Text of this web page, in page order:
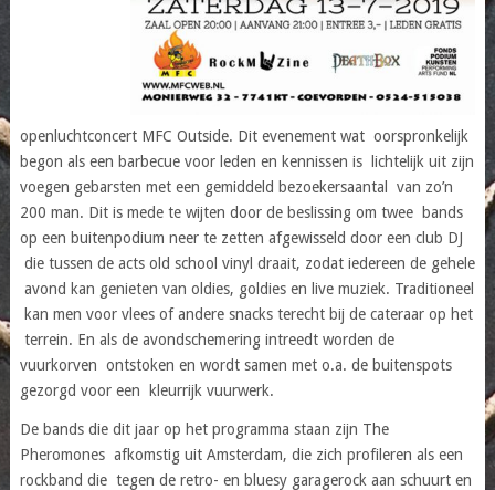
openluchtconcert MFC Outside. Dit evenement wat oorspronkelijk
begon als een barbecue voor leden en kennissen is lichtelijk uit zijn
voegen gebarsten met een gemiddeld bezoekersaantal van zo’n
200 man. Dit is mede te wijten door de beslissing om twee bands
op een buitenpodium neer te zetten afgewisseld door een club DJ
die tussen de acts old school vinyl draait, zodat iedereen de gehele
avond kan genieten van oldies, goldies en live muziek. Traditioneel
kan men voor vlees of andere snacks terecht bij de cateraar op het
terrein. En als de avondschemering intreedt worden de
vuurkorven ontstoken en wordt samen met o.a. de buitenspots
gezorgd voor een kleurrijk vuurwerk.
De bands die dit jaar op het programma staan zijn The
Pheromones afkomstig uit Amsterdam, die zich profileren als een
rockband die tegen de retro- en bluesy garagerock aan schuurt en